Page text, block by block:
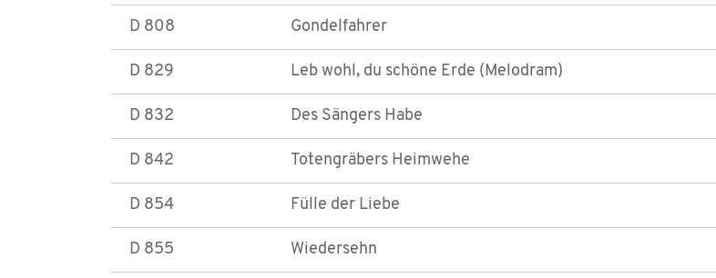
D 808 Gondelfahrer
D 829 Leb wohl, du schöne Erde (Melodram)
D 832 Des Sängers Habe
D 842 Totengräbers Heimwehe
D 854 Fülle der Liebe
D 855 Wiedersehn